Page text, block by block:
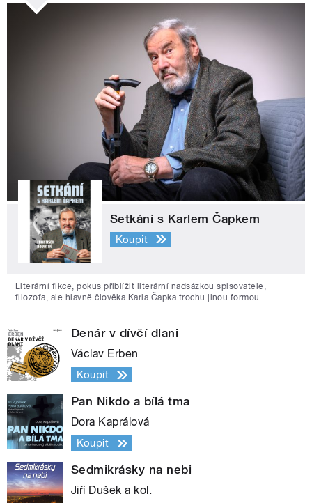
Setkání s Karlem Čapkem
Koupit
Literární fikce, pokus přiblížit literární nadsázkou spisovatele,
filozofa, ale hlavně člověka Karla Čapka trochu jinou formou.
Denár v dívčí dlani
Václav Erben
Koupit
Pan Nikdo a bílá tma
Dora Kaprálová
Koupit
Sedmikrásky na nebi
Jiří Dušek a kol.